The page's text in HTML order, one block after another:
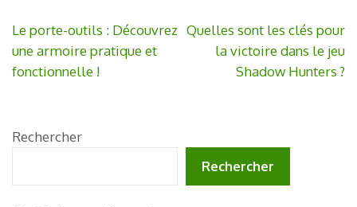
Navigation
de
l’article
Le porte-outils : Découvrez
une armoire pratique et
fonctionnelle !
Quelles sont les clés pour
la victoire dans le jeu
Shadow Hunters ?
Rechercher
Rechercher